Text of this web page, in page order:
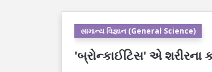
સામાન્ય વિજ્ઞાન (General Science)
'બ્રોન્કાઈટિસ' એ